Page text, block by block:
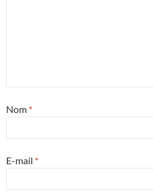
Nom *
E-mail *